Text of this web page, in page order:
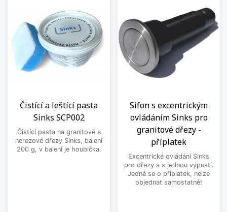
Čistící a leštící pasta
Sinks SCP002
Čistící pasta na granitové a
nerezové dřezy Sinks, balení
200 g, v balení je houbička.
Sifon s excentrickým
ovládáním Sinks pro
granitové dřezy -
příplatek
Excentrické ovládání Sinks
pro dřezy a s jednou výpustí.
Jedná se o příplatek, nelze
objednat samostatně!